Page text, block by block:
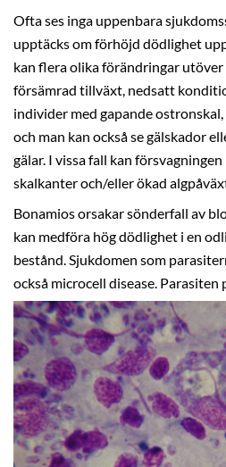
Ofta ses inga uppenbara
upptäcks om förhöjd dödlighet
kan flera olika förändringar
försämrad tillväxt, nedsatt
individer med gapande
och man kan också se gälskador
gälar. I vissa fall kan
skalkanter och/eller ökad
Bonamios orsakar sönderfall av
kan medföra hög dödlighet i en
bestånd. Sjukdomen som
också microcell disease. Parasiten